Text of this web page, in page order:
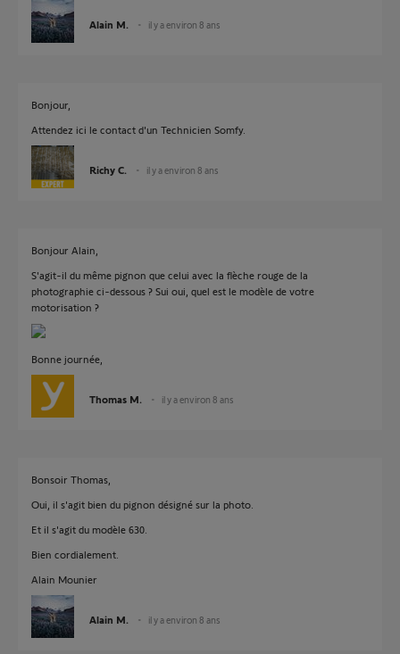
Alain M. il y a environ 8 ans
Bonjour,
Attendez ici le contact d'un Technicien Somfy.
Richy C. il y a environ 8 ans
Bonjour Alain,
S'agit-il du même pignon que celui avec la flèche rouge de la
photographie ci-dessous ? Sui oui, quel est le modèle de votre
motorisation ?
Bonne journée,
Thomas M. il y a environ 8 ans
Bonsoir Thomas,
Oui, il s'agit bien du pignon désigné sur la photo.
Et il s'agit du modèle 630.
Bien cordialement.
Alain Mounier
Alain M. il y a environ 8 ans